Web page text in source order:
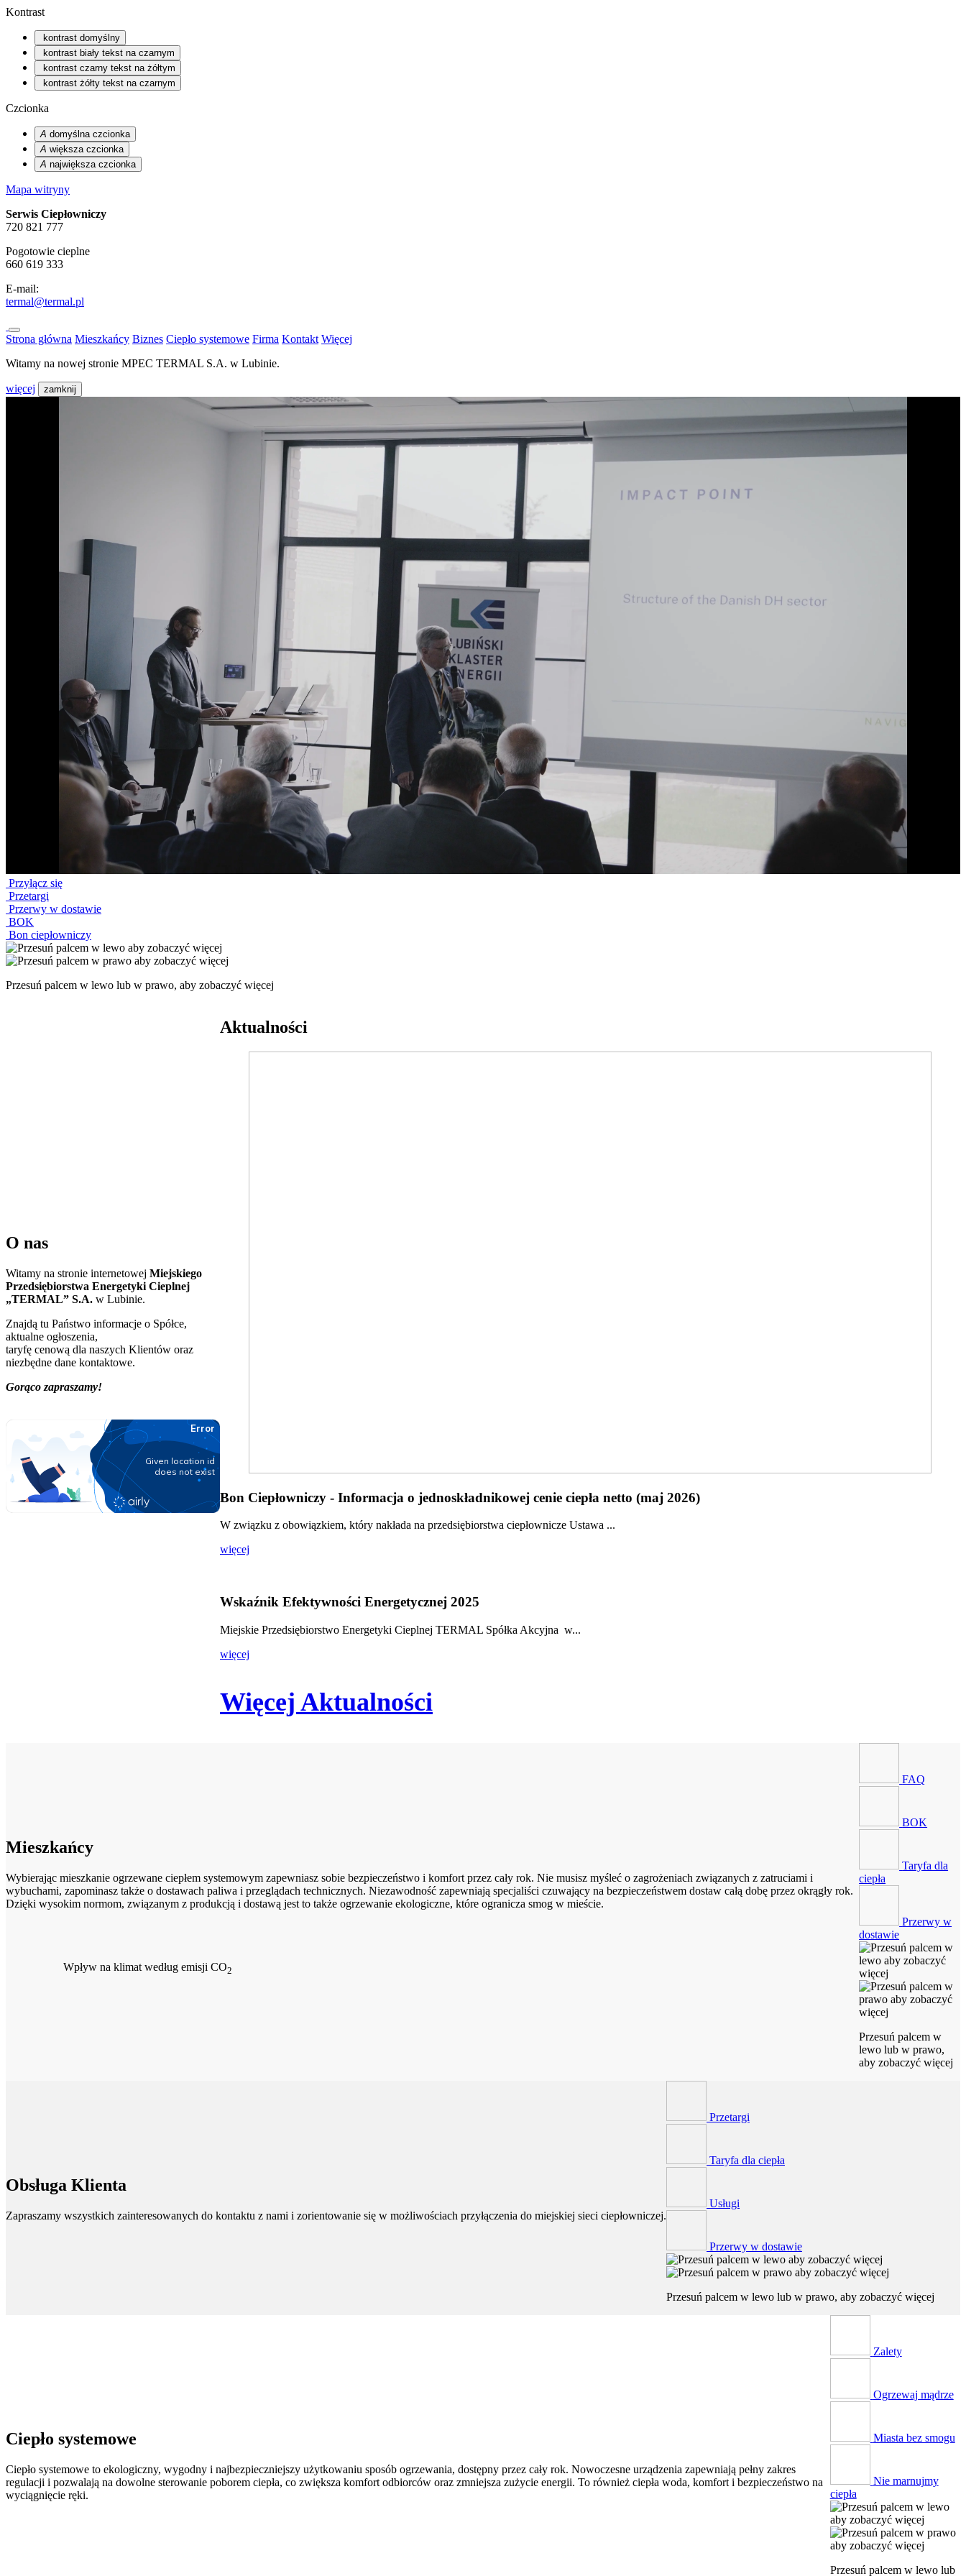
Kontrast
kontrast domyślny
kontrast biały tekst na czarnym
kontrast czarny tekst na żółtym
kontrast żółty tekst na czarnym
Czcionka
A domyślna czcionka
A większa czcionka
A największa czcionka
Mapa witryny
Serwis Ciepłowniczy
720 821 777
Pogotowie cieplne
660 619 333
E-mail:
termal@termal.pl
Strona główna Mieszkańcy Biznes Ciepło systemowe Firma Kontakt Więcej
Witamy na nowej stronie MPEC TERMAL S.A. w Lubinie.
więcej zamknij
Przyłącz się
Przetargi
Przerwy w dostawie
BOK
Bon ciepłowniczy
Przesuń palcem w lewo lub w prawo, aby zobaczyć więcej
O nas
Witamy na stronie internetowej Miejskiego
Przedsiębiorstwa Energetyki Cieplnej
„TERMAL” S.A. w Lubinie.
Znajdą tu Państwo informacje o Spółce,
aktualne ogłoszenia,
taryfę cenową dla naszych Klientów oraz
niezbędne dane kontaktowe.
Gorąco zapraszamy!
Aktualności
Bon Ciepłowniczy - Informacja o jednoskładnikowej cenie ciepła netto (maj 2026)
W związku z obowiązkiem, który nakłada na przedsiębiorstwa ciepłownicze Ustawa ...
więcej
Wskaźnik Efektywności Energetycznej 2025
Miejskie Przedsiębiorstwo Energetyki Cieplnej TERMAL Spółka Akcyjna w...
więcej
Więcej Aktualności
Mieszkańcy
Wybierając mieszkanie ogrzewane ciepłem systemowym zapewniasz sobie bezpieczeństwo i komfort przez cały rok. Nie musisz myśleć o zagrożeniach związanych z zatruciami i
wybuchami, zapominasz także o dostawach paliwa i przeglądach technicznych. Niezawodność zapewniają specjaliści czuwający na bezpieczeństwem dostaw całą dobę przez okrągły rok.
Dzięki wysokim normom, związanym z produkcją i dostawą jest to także ogrzewanie ekologiczne, które ogranicza smog w mieście.
Wpływ na klimat według emisji CO2
FAQ
BOK
Taryfa dla
ciepła
Przerwy w
dostawie
Przesuń palcem w
lewo lub w prawo,
aby zobaczyć więcej
Obsługa Klienta
Zapraszamy wszystkich zainteresowanych do kontaktu z nami i zorientowanie się w możliwościach przyłączenia do miejskiej sieci ciepłowniczej.
Przetargi
Taryfa dla ciepła
Usługi
Przerwy w dostawie
Przesuń palcem w lewo lub w prawo, aby zobaczyć więcej
Ciepło systemowe
Ciepło systemowe to ekologiczny, wygodny i najbezpieczniejszy użytkowaniu sposób ogrzewania, dostępny przez cały rok. Nowoczesne urządzenia zapewniają pełny zakres
regulacji i pozwalają na dowolne sterowanie poborem ciepła, co zwiększa komfort odbiorców oraz zmniejsza zużycie energii. To również ciepła woda, komfort i bezpieczeństwo na
wyciągnięcie ręki.
Zalety
Ogrzewaj mądrze
Miasta bez smogu
Nie marnujmy
ciepła
Przesuń palcem w lewo lub